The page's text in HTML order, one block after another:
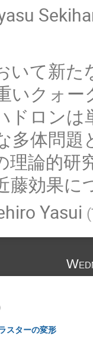
いて新
いクォ
ドロン
多体問題
理論的研
藤効果に
Yasui (
スターの変形